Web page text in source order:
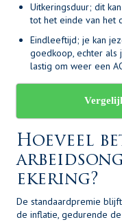
Uitkeringsduur; dit
tot het einde van het
Eindleeftijd; je kan
goedkoop, echter als
lastig om weer een
Hoeveel
ekering?
De standaardpremie
de inflatie, gedurende